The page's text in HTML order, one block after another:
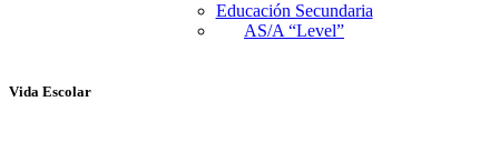
Educación Secundaria
AS/A “Level”
Vida Escolar